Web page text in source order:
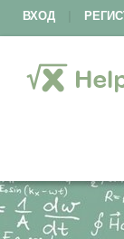
ВХОД